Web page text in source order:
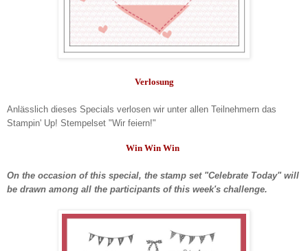
Verlosung
Anlässlich dieses Specials verlosen wir unter allen Teilnehmern das
Stampin' Up! Stempelset "Wir feiern!"
Win Win Win
On the occasion of this special, the stamp set "Celebrate Today" will
be drawn among all the participants of this week's challenge.